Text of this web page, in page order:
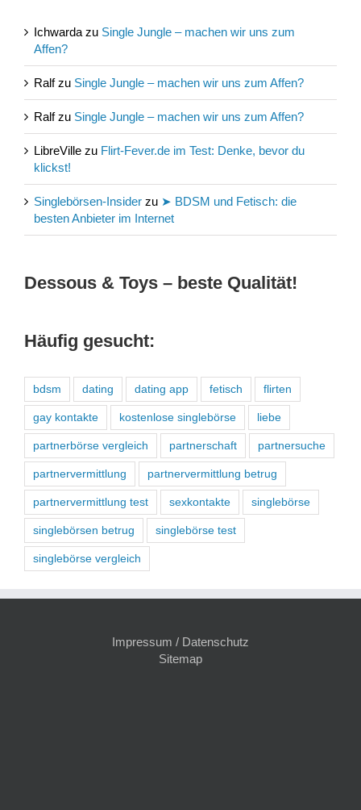
Ichwarda zu Single Jungle – machen wir uns zum
Affen?
Ralfzu Single Jungle – machen wir uns zum Affen?
Ralfzu Single Jungle – machen wir uns zum Affen?
LibreVille zu Flirt-Fever.de im Test: Denke, bevor du
klickst!
Singlebörsen-Insider zu ➤ BDSM und Fetisch: die
besten Anbieter im Internet
Dessous & Toys – beste Qualität!
Häufig gesucht:
bdsm dating dating app fetisch flirten
gay kontakte kostenlose singlebörse liebe
partnerbörse vergleich partnerschaft partnersuche
partnervermittlung partnervermittlung betrug
partnervermittlung test sexkontakte singlebörse
singlebörsen betrug singlebörse test
singlebörse vergleich
Impressum / Datenschutz
Sitemap